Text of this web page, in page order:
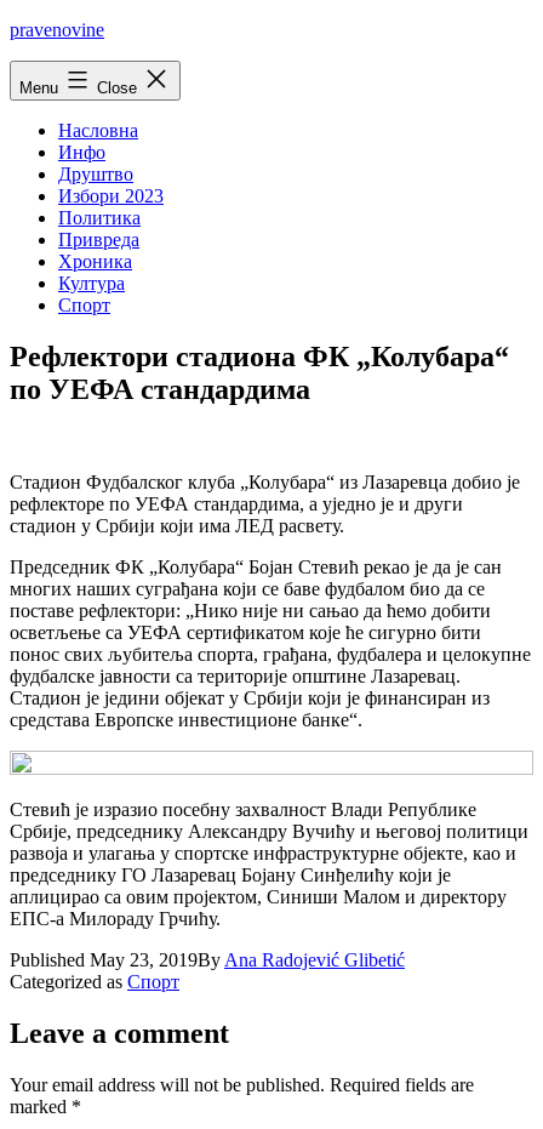
Skip
pravenovine
Menu Close
Насловна
Инфо
Друштво
Избори 2023
Политика
Привреда
Хроника
Култура
Спорт
Рефлектори стадиона ФК „Колубара“
по УЕФА стандардима
Стадион Фудбалског клуба „Колубара“ из Лазаревца добио је
рефлекторе по УЕФА стандардима, а уједно је и други
стадион у Србији који има ЛЕД расвету.
Председник ФК „Колубара“ Бојан Стевић рекао је да је сан
многих наших суграђана који се баве фудбалом био да се
поставе рефлектори: „Нико није ни сањао да ћемо добити
осветљење са УЕФА сертификатом које ће сигурно бити
понос свих љубитеља спорта, грађана, фудбалера и целокупне
фудбалске јавности са територије општине Лазаревац.
Стадион је једини објекат у Србији који је финансиран из
средстава Европске инвестиционе банке“.
Стевић је изразио посебну захвалност Влади Републике
Србије, председнику Александру Вучићу и његовој политици
развоја и улагања у спортске инфраструктурне објекте, као и
председнику ГО Лазаревац Бојану Синђелићу који је
аплицирао са овим пројектом, Синиши Малом и директору
ЕПС-а Милораду Грчићу.
Published May 23, 2019By Ana Radojević Glibetić
Categorized as Спорт
Leave a comment
Your email address will not be published. Required fields are
marked *